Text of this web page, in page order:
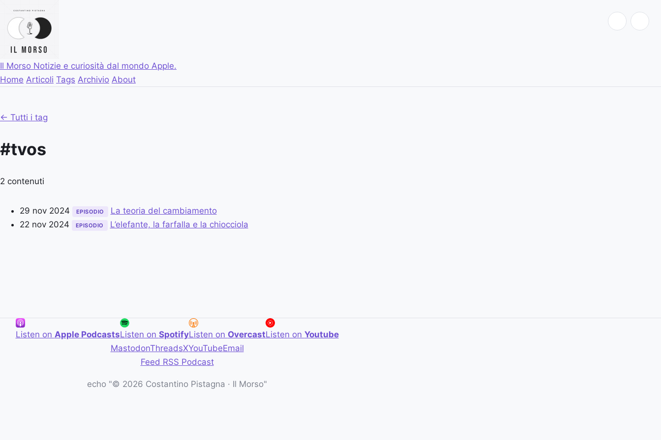
Il Morso Notizie e curiosità dal mondo Apple.
Home Articoli Tags Archivio About
← Tutti i tag
#tvos
2 contenuti
29 nov 2024 EPISODIO
La teoria del cambiamento
22 nov 2024
EPISODIO L’elefante, la farfalla e la chiocciola
Listen on Apple PodcastsListen on SpotifyListen on OvercastListen on Youtube
MastodonThreadsXYouTubeEmail
Feed RSS Podcast
echo "© 2026 Costantino Pistagna · Il Morso"